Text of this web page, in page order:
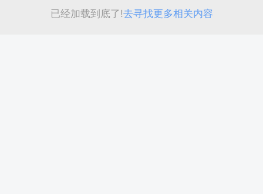
已经加载到底了!去寻找更多相关内容